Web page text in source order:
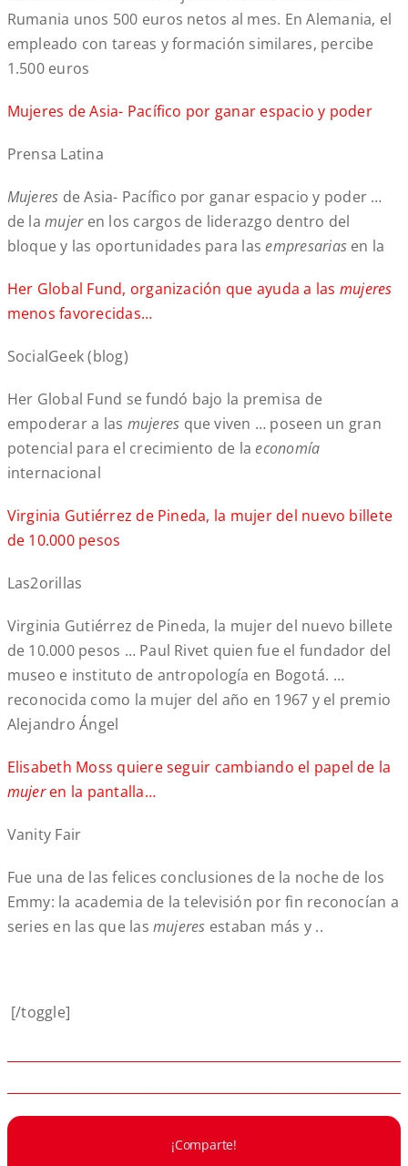
Rumania unos 500 euros netos al mes. En Alemania, el
empleado con tareas y formación similares, percibe
1.500 euros
Mujeres de Asia- Pacífico por ganar espacio y poder
Prensa Latina
Mujeres de Asia- Pacífico por ganar espacio y poder …
de lamujeren los cargos de liderazgo dentro del
bloque y las oportunidades para lasempresarias en la
Her Global Fund, organización que ayuda a las mujeres
menos favorecidas…
SocialGeek (blog)
Her Global Fund se fundó bajo la premisa de
empoderar a las mujeres que viven … poseen un gran
potencial para el crecimiento de laeconomía
internacional
Virginia Gutiérrez de Pineda, la mujer del nuevo billete
de 10.000 pesos
Las2orillas
Virginia Gutiérrez de Pineda, la mujer del nuevo billete
de 10.000 pesos … Paul Rivet quien fue el fundador del
museo e instituto de antropología en Bogotá. …
reconocida como la mujer del año en 1967 y el premio
Alejandro Ángel
Elisabeth Moss quiere seguir cambiando el papel de la
mujeren la pantalla…
Vanity Fair
Fue una de las felices conclusiones de la noche de los
Emmy: la academia de la televisión por fin reconocían a
series en las que lasmujeres estaban más y ..
[/toggle]
¡Comparte!